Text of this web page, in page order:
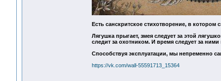
Есть санскритское стихотворение, в котором
Лягушка прыгает, змея следует за этой
следит за охотником. И время следует за
Способствуя эксплуатации, мы непременно
https://vk.com/wall-55591713_15364